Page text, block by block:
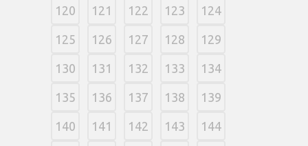
120 121 122 123 124
125 126 127 128 129
130 131 132 133 134
135 136 137 138 139
140 141 142 143 144